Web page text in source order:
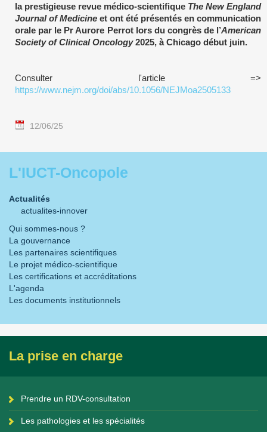
la prestigieuse revue médico-scientifique The New England
Journal of Medicine et ont été présentés en communication
orale par le Pr Aurore Perrot lors du congrès de l’American
Society of Clinical Oncology2025, à Chicago début juin.
Consulter l'article =>
https://www.nejm.org/doi/abs/10.1056/NEJMoa2505133
12/06/25
L'IUCT-Oncopole
Actualités
actualites-innover
Qui sommes-nous ?
La gouvernance
Les partenaires scientifiques
Le projet médico-scientifique
Les certifications et accréditations
L'agenda
Les documents institutionnels
La prise en charge
Prendre un RDV-consultation
Les pathologies et les spécialités